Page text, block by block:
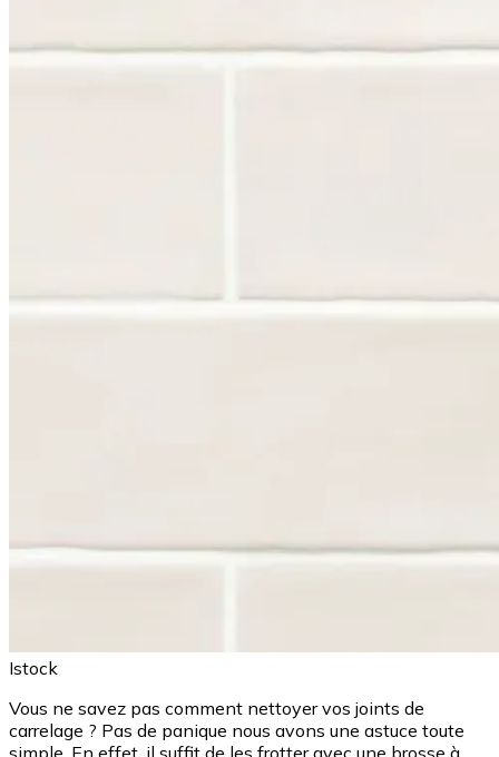
Istock
Vous ne savez pas comment nettoyer vos joints de
carrelage ? Pas de panique nous avons une astuce toute
simple. En effet, il suffit de les frotter avec une brosse à